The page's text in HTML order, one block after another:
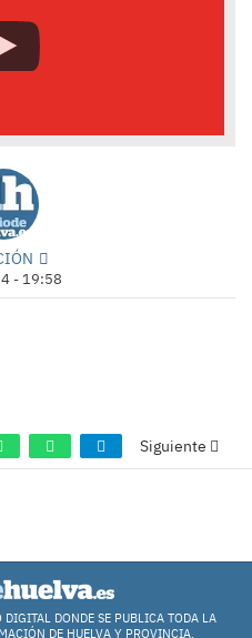
- 19:58
Siguiente
DONDE SE PUBLICA TODA LA
DE HUELVA Y PROVINCIA.